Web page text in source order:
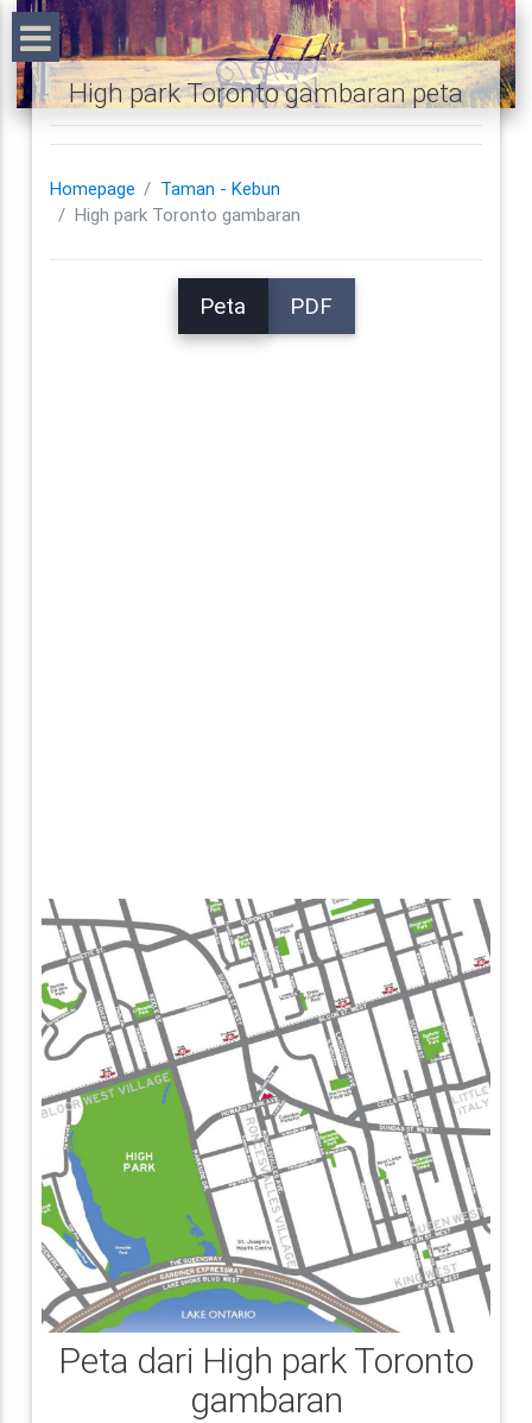
High park Toronto gambaran peta
Homepage
Taman - Kebun
High park Toronto gambaran
Peta PDF
Peta dari High park Toronto
gambaran